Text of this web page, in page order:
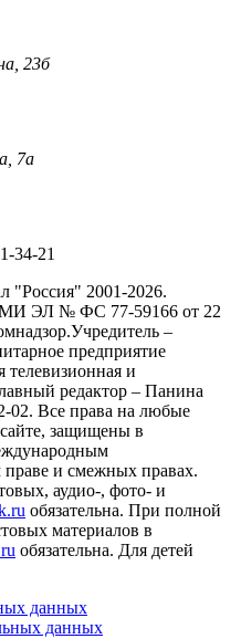
23б
7а
34-21
"Россия" 2001-2026.
ЭЛ № ФС 77-59166 от 22
–
предприятие
телевизионная и
редактор – Панина
02. Все права на любые
защищены в
праве и смежных правах.
аудио-, фото- и
обязательна. При полной
материалов в
обязательна. Для детей
данных
данных